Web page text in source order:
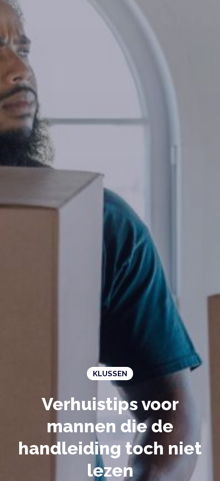
KLUSSEN
Verhuistips voor
mannen die de
handleiding toch niet
lezen